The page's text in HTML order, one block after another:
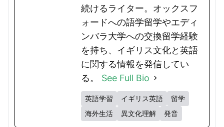
続けるライター。オックスフ
ォードへの語学留学やエディ
ンバラ大学への交換留学経験
を持ち、イギリス文化と英語
に関する情報を発信してい
る。 See Full Bio
英語学習 イギリス英語
留学
海外生活
異文化理解 発音